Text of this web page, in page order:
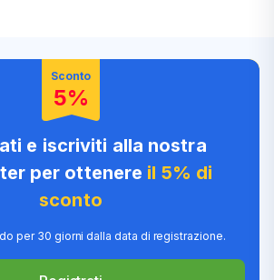
Sconto
5%
e iscriviti alla nostra
per ottenere il 5% di
sconto
per 30 giorni dalla data di registrazione.